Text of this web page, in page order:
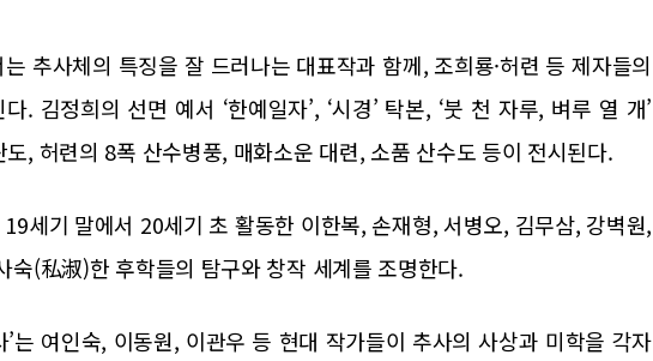
는 추사체의 특징을 잘 드러나는 대표작과 함께, 조희룡·허련 등 제자들의
. 김정희의 선면 예서 ‘한예일자’, ‘시경’ 탁본, ‘붓 천 자루, 벼루 열 개’
, 허련의 8폭 산수병풍, 매화소운 대련, 소품 산수도 등이 전시된다.
19세기 말에서 20세기 초 활동한 이한복, 손재형, 서병오, 김무삼, 강벽원,
숙(私淑)한 후학들의 탐구와 창작 세계를 조명한다.
는 여인숙, 이동원, 이관우 등 현대 작가들이 추사의 사상과 미학을 각자